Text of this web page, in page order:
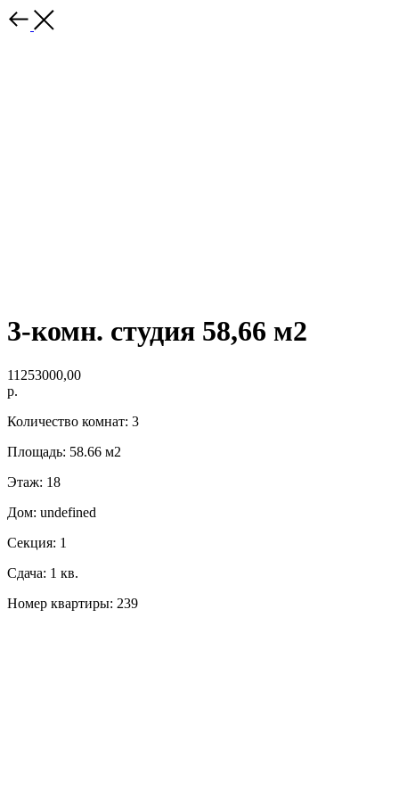
3-комн. студия 58,66 м2
11253000,00
р.
Количество комнат: 3
Площадь: 58.66 м2
Этаж: 18
Дом: undefined
Секция: 1
Сдача: 1 кв.
Номер квартиры: 239